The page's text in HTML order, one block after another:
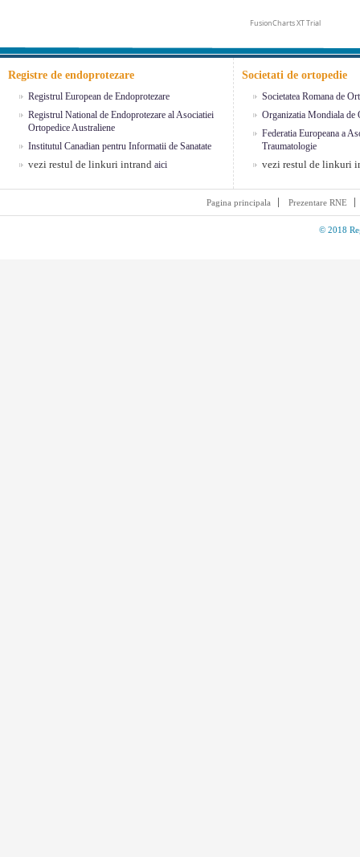
FusionCharts XT Trial
Registre de endoprotezare
Registrul European de Endoprotezare
Registrul National de Endoprotezare al Asociatiei
Ortopedice Australiene
Institutul Canadian pentru Informatii de Sanatate
vezi restul de linkuri intrand aici
Societati de ortopedie
Societatea Romana de
Organizatia Mondiala de
Federatia Europeana a
Traumatologie
vezi restul de linkuri
Pagina principala Prezentare RNE
© 2018